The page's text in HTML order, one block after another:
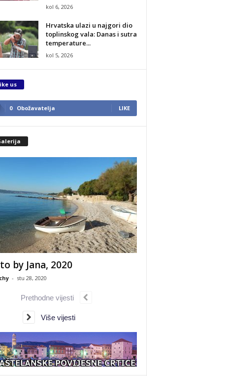
kol 6, 2026
Hrvatska ulazi u najgori dio
toplinskog vala: Danas i sutra
temperature...
kol 5, 2026
us
0 Obožavatelja LIKE
by Jana, 2020
- stu 28, 2020
Prethodne vijesti
Više vijesti